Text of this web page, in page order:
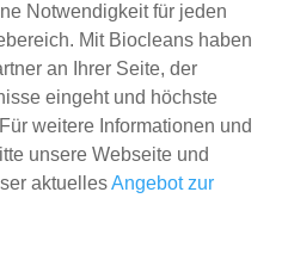
Notwendigkeit für jeden
Mit Biocleans haben
an Ihrer Seite, der
eingeht und höchste
weitere Informationen und
unsere Webseite und
aktuellesAngebot zur